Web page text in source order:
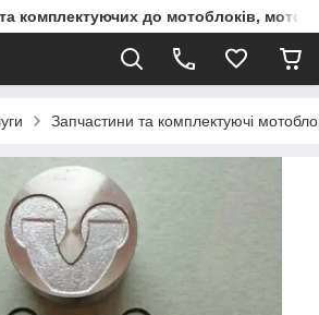
комплектуючих до мотоблоків,
Запчастини та комплектуючі